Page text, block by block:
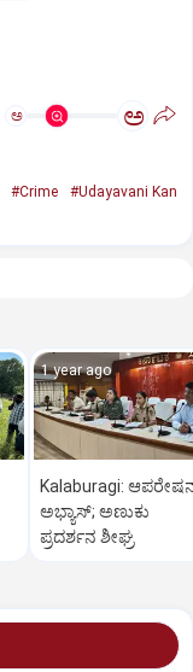
ಅ ಅ
#Crime
#Udayavani Kan
1 year ago
Kalaburagi:
ಅಭ್ಯಾಸ್; ಅಣುಕು
ಪ್ರದರ್ಶನ ಶೀಘ್ರ